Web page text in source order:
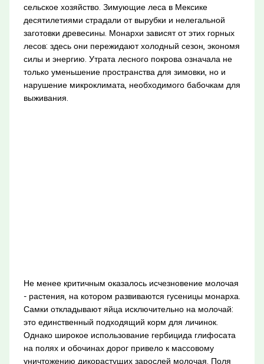
сельское хозяйство. Зимующие леса в Мексике
десятилетиями страдали от вырубки и нелегальной
заготовки древесины. Монархи зависят от этих горных
лесов: здесь они пережидают холодный сезон, экономя
силы и энергию. Утрата лесного покрова означала не
только уменьшение пространства для зимовки, но и
нарушение микроклимата, необходимого бабочкам для
выживания.
Не менее критичным оказалось исчезновение молочая
- растения, на котором развиваются гусеницы монарха.
Самки откладывают яйца исключительно на молочай:
это единственный подходящий корм для личинок.
Однако широкое использование гербицида глифосата
на полях и обочинах дорог привело к массовому
уничтожению дикорастущих зарослей молочая. Поля